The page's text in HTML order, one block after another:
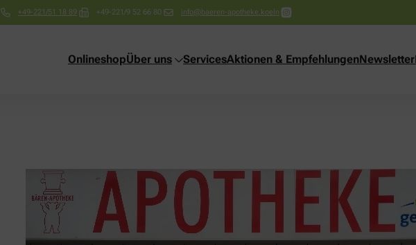
+49-221/51 18 89 +49-221/9 52 66 80 info@baeren-apotheke.koeln
OnlineshopÜber uns ServicesAktionen & EmpfehlungenNewsletter